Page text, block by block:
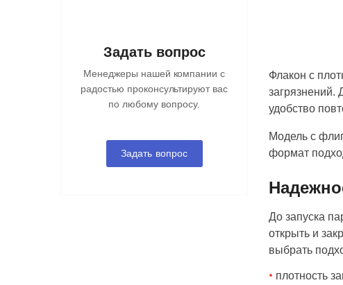
Задать вопрос
Менеджеры нашей компании с
радостью проконсультируют вас
по любому вопросу.
Задать вопрос
Флакон с
загрязнений.
удобство
Модель с
формат
До запуска
открыть и
выбрать
плотность